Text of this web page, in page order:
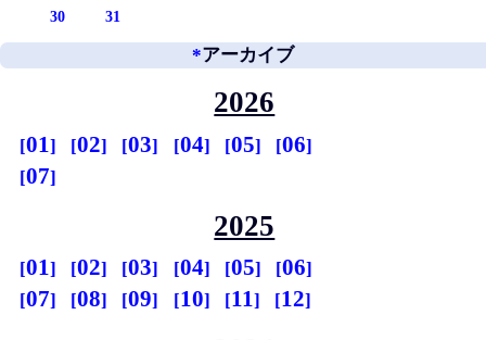
30 31
*アーカイブ
2026
01 02 03 04 05
06
07
2025
01 02 03 04 05
06
07
08 09 10 11 12